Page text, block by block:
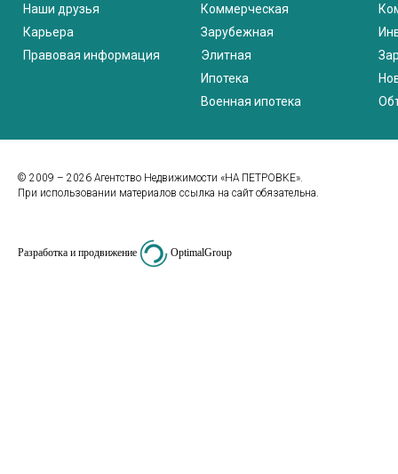
Наши друзья
Карьера
Правовая информация
Коммерческая
Зарубежная
Элитная
Ипотека
Военная ипотека
© 2009 – 2026 Агентство Недвижимости «НА ПЕТРОВКЕ».
При использовании материалов ссылка на сайт обязательна.
Разработка и продвижение OptimalGroup